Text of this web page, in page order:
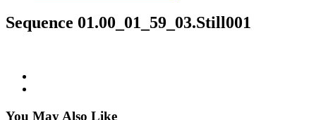
Sequence 01.00_01_59_03.Still001
You May Also Like